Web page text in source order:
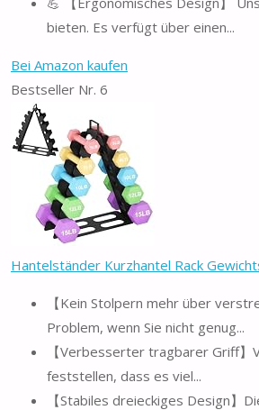
bieten. Es verfügt über einen...
Bei Amazon kaufen
Bestseller Nr. 6
Hantelständer Kurzhantel Rack
【Kein Stolpern mehr über
Problem, wenn Sie nicht genug...
【Verbesserter tragbarer Griff
feststellen, dass es viel...
【Stabiles dreieckiges Design】